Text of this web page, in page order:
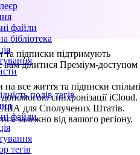
файли
бібліотека
полів тегів
файли
тегів
та підписки підтримують
ділитися Преміум-доступом
все життя та підписки спільні
синхронізації iCloud.
США для Сполучених Штатів.
залежно від вашого регіону.